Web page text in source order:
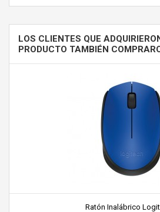
LOS CLIENTES QUE
PRODUCTO TAMBIÉN
Ratón Inalábrico